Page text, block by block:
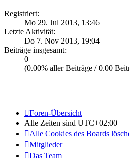
Registriert:
Mo 29. Jul 2013, 13:46
Letzte Aktivität:
Do 7. Nov 2013, 19:04
Beiträge insgesamt:
0
(0.00% aller Beiträge / 0.00
Foren-Übersicht
Alle Zeiten sind UTC+02:00
Alle Cookies des Boards
Mitglieder
Das Team